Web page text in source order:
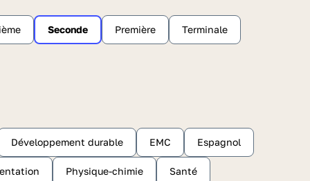
Seconde Première Terminale
Développement durable EMC Espagnol
Physique-chimie Santé